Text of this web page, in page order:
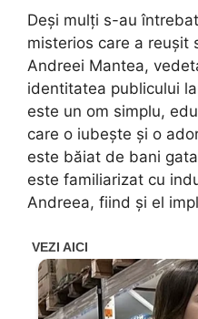
Deși mulți s-au
misterios care a reușit
Andreei Mantea,
identitatea publicului
este un om simplu,
care o iubește și o
este băiat de bani
este familiarizat cu
Andreea, fiind și el